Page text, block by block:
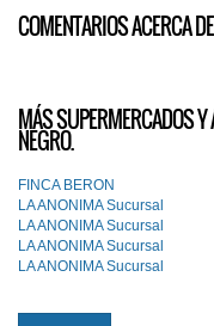
COMENTARIOS ACERCA
MÁS SUPERMERCADOS
NEGRO.
FINCA BERON
LA ANONIMA Sucursal
LA ANONIMA Sucursal
LA ANONIMA Sucursal
LA ANONIMA Sucursal